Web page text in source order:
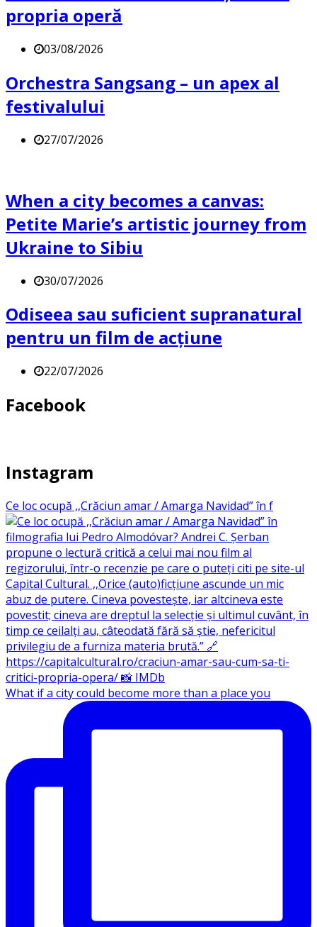
propria operă
03/08/2026
Orchestra Sangsang – un apex al
festivalului
27/07/2026
When a city becomes a canvas:
Petite Marie’s artistic journey from
Ukraine to Sibiu
30/07/2026
Odiseea sau suficient supranatural
pentru un film de acțiune
22/07/2026
Facebook
Instagram
Ce loc ocupă ,,Crăciun amar / Amarga Navidad” în f
What if a city could become more than a place you